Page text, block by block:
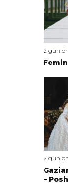
2 gün
2 gün
–